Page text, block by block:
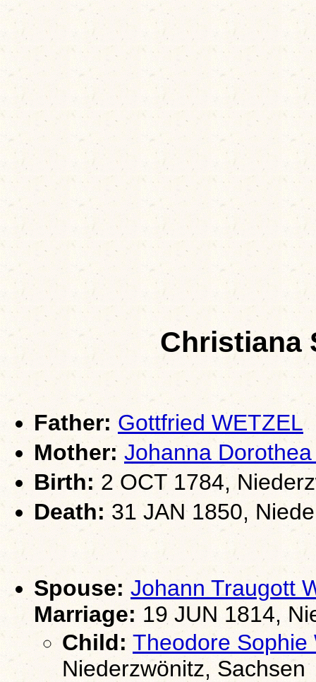
Christiana
Father: Gottfried WETZEL
Mother: Johanna
Birth: 2 OCT 1784,
Death: 31 JAN 1850,
Spouse: Johann Traugott
Marriage: 19 JUN 1814,
Child: Theodore Sophie
Niederzwönitz, Sachsen